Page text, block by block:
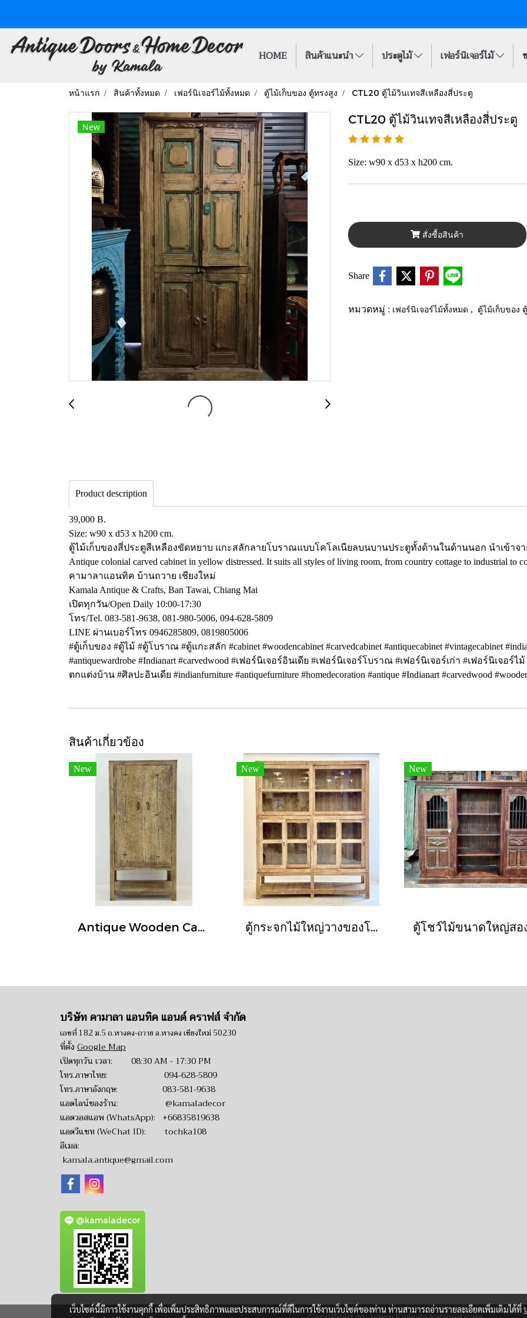
HOME สินค้าแนะนำ ประตูไม้ เฟอร์นิเจอร์ไม้
หน้าแรก สินค้าทั้งหมด เฟอร์นิเจอร์ไม้ทั้งหมด ตู้ไม้เก็บของ ตู้ทรงสูง CTL20 ตู้ไม้วินเทจสีเหลืองสี่ประตู
New
CTL20 ตู้ไม้วินเทจสีเหลืองสี่ประตู
Size: w90 x d53 x h200 cm.
สั่งซื้อสินค้า
Share
หมวดหมู่ : เฟอร์นิเจอร์ไม้ทั้งหมด , ตู้ไม้เก็บของ
Product description
39,000 B.
Size: w90 x d53 x h200 cm.
ตู้ไม้เก็บของสี่ประตูสีเหลืองขัดหยาบ แกะสลักลายโบราณแบบโคโลเนียลบนบานประตูทั้งด้านในด้านนอก นำเข้าจ
Antique colonial carved cabinet in yellow distressed. It suits all styles of living room, from country cottage to industrial to
คามาลาแอนทิค บ้านถวาย เชียงใหม่
Kamala Antique & Crafts, Ban Tawai, Chiang Mai
เปิดทุกวัน/Open Daily 10:00-17:30
โทร/Tel. 083-581-9638, 081-980-5006, 094-628-5809
LINE ผ่านเบอร์โทร 0946285809, 0819805006
#ตู้เก็บของ #ตู้ไม้ #ตู้โบราณ #ตู้แกะสลัก #cabinet #woodencabinet #carvedcabinet #antiquecabinet #vintagecabinet
#antiquewardrobe #Indianart #carvedwood #เฟอร์นิเจอร์อินเดีย #เฟอร์นิเจอร์โบราณ #เฟอร์นิเจอร์เก่า #เฟอร์นิเจอร์
ตกแต่งบ้าน #ศิลปะอินเดีย #indianfurniture #antiquefurniture #homedecoration #antique #Indianart #carvedwood
สินค้าเกี่ยวข้อง
New
Antique Wooden Cabinet
New
ตู้กระจกไม้ใหญ่วางของโชว์ไม้สักฟอกขาว
New
บริษัท คามาลา แอนทิค แอนด์ คราฟส์ จำกัด
เลขที่ 182 ม.5 ถ.หางดง-ถวาย อ.หางดง เชียงใหม่ 50230
ที่ตั้ง Google Map
เปิดทุกวัน เวลา: 08:30 AM - 17:30 PM
โทร.ภาษาไทย: 094-628-5809
โทร.ภาษาอังกฤษ: 083-581-9638
แอดไลน์ของร้าน: @kamaladecor
แอดวอสแอพ (WhatsApp): +66835819638
แอดวีแชท (WeChat ID): tochka108
อีเมล:
kamala.antique@gmail.com
@kamaladecor
เว็บไซต์นี้มีการใช้งานคุกกี้ เพื่อเพิ่มประสิทธิภาพและประสบการณ์ที่ดีในการใช้งานเว็บไซต์ของท่าน ท่านสามารถอ่านรายละเอียดเพิ่มเติมได้ที่